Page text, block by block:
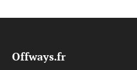
Offways.fr